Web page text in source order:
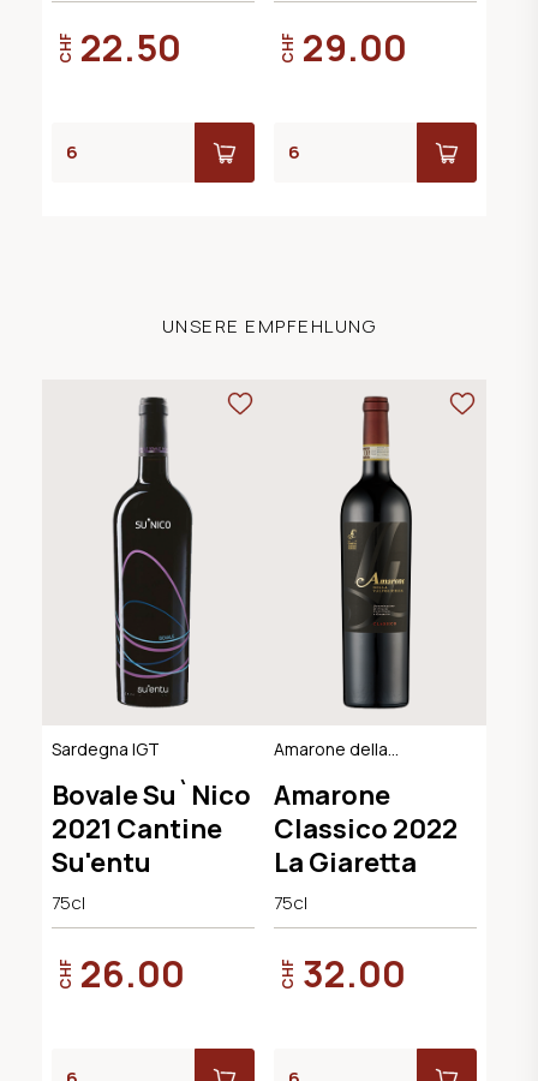
CHF 22.50 CHF 29.00
UNSERE EMPFEHLUNG
Sardegna IGT
Bovale Su`Nico
2021 Cantine
Su'entu
75cl
CHF 26.00
Amarone della
Classico DOCG
Amarone
Classico 2022
La Giaretta
75cl
CHF 32.00